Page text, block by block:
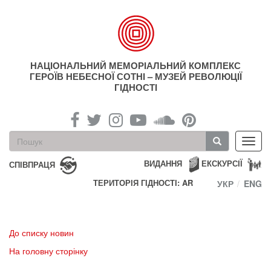
НАЦІОНАЛЬНИЙ МЕМОРІАЛЬНИЙ КОМПЛЕКС
ГЕРОЇВ НЕБЕСНОЇ СОТНІ – МУЗЕЙ РЕВОЛЮЦІЇ
ГІДНОСТІ
Пошукова
форма
Пошук
СПІВПРАЦЯ ЕКСКУРСІЇ
ВИДАННЯ
ТЕРИТОРІЯ ГІДНОСТІ: AR
УКР ENG
До списку новин
На головну сторінку